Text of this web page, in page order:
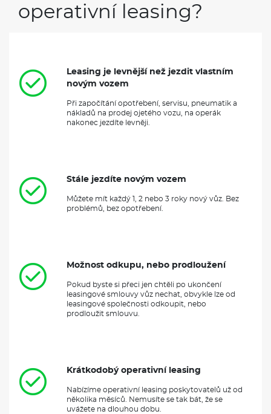
operativní leasing?
Leasing je levnější než jezdit vlastním
novým vozem
Při započítání opotřebení, servisu, pneumatik a
nákladů na prodej ojetého vozu, na operák
nakonec jezdíte levněji.
Stále jezdíte novým vozem
Můžete mít každý 1, 2 nebo 3 roky nový vůz. Bez
problémů, bez opotřebení.
Možnost odkupu, nebo prodloužení
Pokud byste si přeci jen chtěli po ukončení
leasingové smlouvy vůz nechat, obvykle lze od
leasingové společnosti odkoupit, nebo
prodloužit smlouvu.
Krátkodobý operativní leasing
Nabízíme operativní leasing poskytovatelů už od
několika měsíců. Nemusíte se tak bát, že se
uvážete na dlouhou dobu.